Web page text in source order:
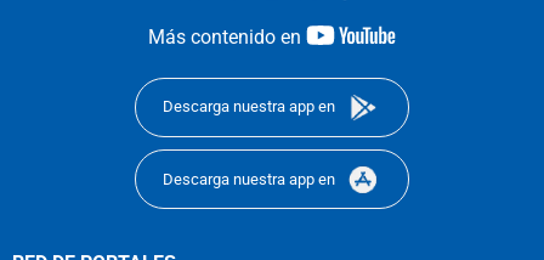
Más contenido en
youtube-
Descarga nuestra app en
Descarga nuestra app en